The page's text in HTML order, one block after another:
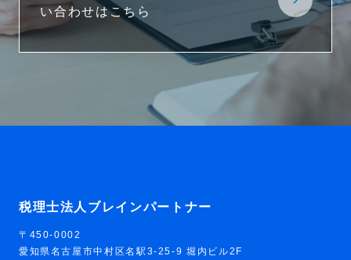
い合わせはこちら
税理士法人ブレインパートナー
〒450-0002
愛知県名古屋市中村区名駅3-25-9 堀内ビル2F